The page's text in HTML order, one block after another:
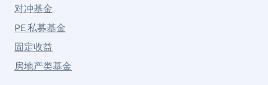
对冲基金
PE 私募基金
固定收益
房地产类基金